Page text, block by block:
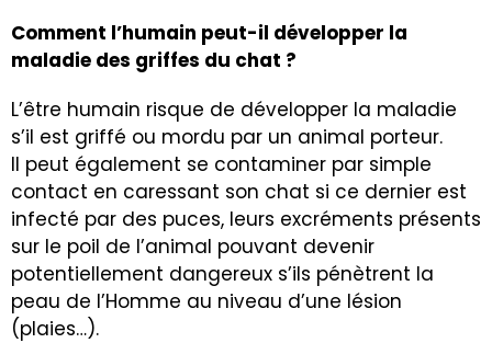
Comment l’humain peut-il développer la
maladie des griffes du chat ?
L’être humain risque de développer la maladie
s’il est griffé ou mordu par un animal porteur.
Il peut également se contaminer par simple
contact en caressant son chat si ce dernier est
infecté par des puces, leurs excréments présents
sur le poil de l’animal pouvant devenir
potentiellement dangereux s’ils pénètrent la
peau de l’Homme au niveau d’une lésion
(plaies…).